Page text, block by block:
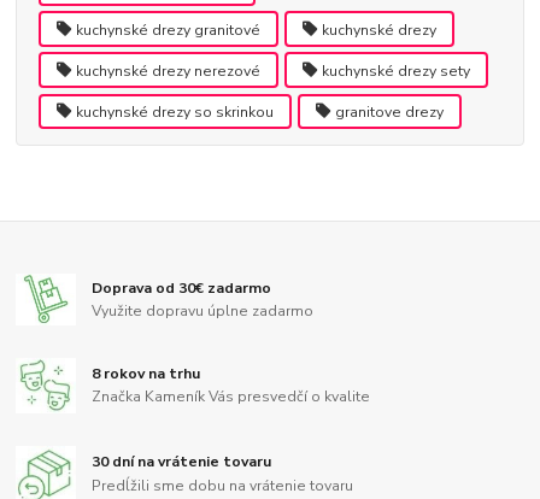
kuchynské drezy granitové kuchynské drezy
kuchynské drezy nerezové kuchynské drezy sety
kuchynské drezy so skrinkou granitove drezy
Doprava od 30€ zadarmo
Využite dopravu úplne zadarmo
8 rokov na trhu
Značka Kameník Vás presvedčí o kvalite
30 dní na vrátenie tovaru
Predĺžili sme dobu na vrátenie tovaru